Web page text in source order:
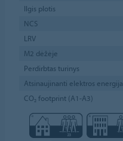
Ilgis plotis
NCS
LRV
M2 dėžėje
Perdirbtas turinys
Atsinaujinanti elektros energija
CO₂ footprint (A1-A3)